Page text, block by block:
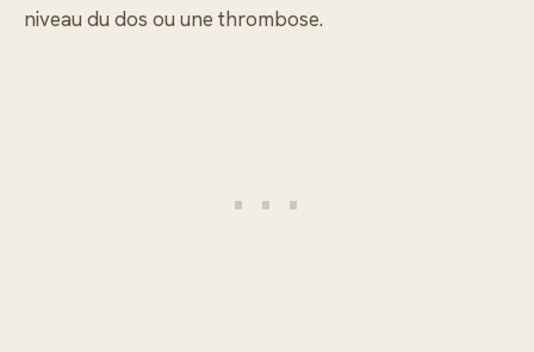
niveau du dos ou une thrombose.